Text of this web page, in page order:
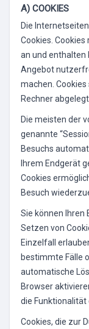
A) COOKIES
Die
Cookies.
an und enthalten
Angebot
machen.
Rechner
Die meisten der
genannte
Besuchs
Ihrem Endgerät
Cookies
Besuch
Sie können Ihren
Setzen von
Einzelfall
bestimmte Fälle
automatische
Browser
die Funktionalität
Cookies, die zur